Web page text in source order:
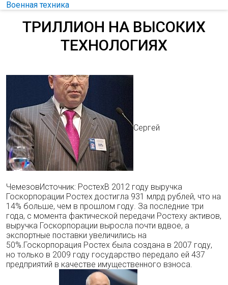
Военная техника
ТРИЛЛИОН НА ВЫСОКИХ
ТЕХНОЛОГИЯХ
Сергей
ЧемезовИсточник: РостехВ 2012 году выручка
Госкорпорации Ростех достигла 931 млрд рублей, что на
14% больше, чем в прошлом году. За последние три
года, с момента фактической передачи Ростеху активов,
выручка Госкорпорации выросла почти вдвое, а
экспортные поставки увеличились на
50%.Госкорпорация Ростех была создана в 2007 году,
но только в 2009 году государство передало ей 437
предприятий в качестве имущественного взноса.